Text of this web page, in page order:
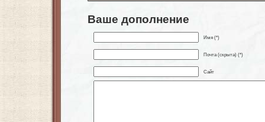
Ваше дополнение
Имя (*)
Почта (скрыта) (*)
Сайт